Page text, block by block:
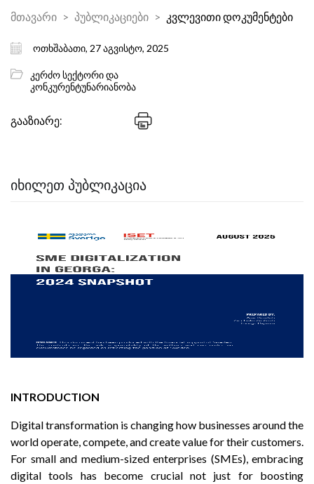
მთავარი პუბლიკაციები კვლევითი დოკუმენტები
ოთხშაბათი, 27 აგვისტო, 2025
კერძო სექტორი და
კონკურენტუნარიანობა
გააზიარე:
ᲘᲮᲘᲚᲔᲗ ᲞᲣᲑᲚᲘᲙᲐᲪᲘᲐ
INTRODUCTION
Digital transformation is changing how businesses around the
world operate, compete, and create value for their customers.
For small and medium-sized enterprises (SMEs), embracing
digital tools has become crucial not just for boosting